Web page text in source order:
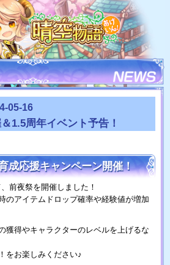
05-16
1.5周年イベント予告！
成応援キャンペーン開催！
前夜祭を開催しました！
のアイテムドロップ確率や経験値が増加
獲得やキャラクターのレベルを上げるな
をお楽しみください♪